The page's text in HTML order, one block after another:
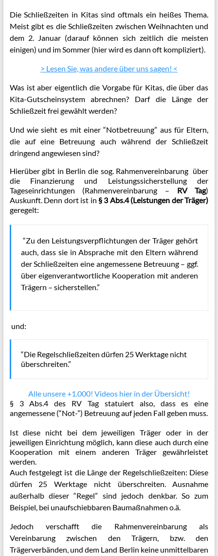
Die Schließzeiten in Kitas sind oftmals ein heißes Thema.
Meist gibt es die Schließzeiten zwischen Weihnachten und
dem 2. Januar (darauf können sich zeitlich die meisten
einigen) und im Sommer (hier wird es dann oft kompliziert).
> Lesen Sie, was andere über uns sagen! <
Was ist aber eigentlich die Vorgabe für Kitas, die über das
Kita-Gutscheinsystem abrechnen? Darf die Länge der
Schließzeit frei gewählt werden?
Und wie sieht es mit einer “Notbetreuung” aus für Eltern,
die auf eine Betreuung auch während der Schließzeit
dringend angewiesen sind?
Hierüber gibt in Berlin die sog. Rahmenvereinbarung über
die Finanzierung und Leistungssicherstellung der
Tageseinrichtungen (Rahmenvereinbarung – RV Tag)
Auskunft. Denn dort ist in § 3 Abs.4 (Leistungen der Träger)
geregelt:
“Zu den Leistungsverpflichtungen der Träger gehört
auch, dass sie in Absprache mit den Eltern während
der Schließzeiten eine angemessene Betreuung – ggf.
über eigenverantwortliche Kooperation mit anderen
Trägern – sicherstellen.”
und:
“Die Regelschließzeiten dürfen 25 Werktage nicht
überschreiten.”
Alle unsere +1.000! Videos hier in der Übersicht!
§ 3 Abs.4 des RV Tag statuiert also, dass es eine
angemessene (“Not-”) Betreuung auf jeden Fall geben muss.
Ist diese nicht bei dem jeweiligen Träger oder in der
jeweiligen Einrichtung möglich, kann diese auch durch eine
Kooperation mit einem anderen Träger gewährleistet
werden.
Auch festgelegt ist die Länge der Regelschließzeiten: Diese
dürfen 25 Werktage nicht überschreiten. Ausnahme
außerhalb dieser “Regel” sind jedoch denkbar. So zum
Beispiel, bei unaufschiebbaren Baumaßnahmen o.ä.
Jedoch verschafft die Rahmenvereinbarung als
Vereinbarung zwischen den Trägern, bzw. den
Trägerverbänden, und dem Land Berlin keine unmittelbaren